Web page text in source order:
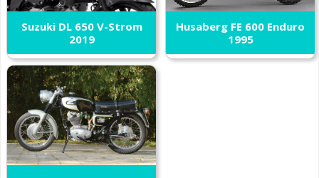
Suzuki DL 650 V-Strom
2019
Husaberg FE 600 Enduro
1995